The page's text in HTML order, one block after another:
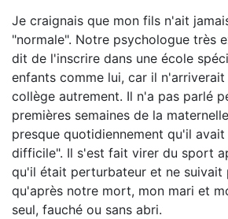
Je craignais que mon fils n'ait
"normale". Notre psychologue très
dit de l'inscrire dans une école
enfants comme lui, car il n'arriverait
collège autrement. Il n'a pas parlé
premières semaines de la
presque quotidiennement qu'il avait
difficile". Il s'est fait virer du sport
qu'il était perturbateur et ne suivait
qu'après notre mort, mon mari et
seul, fauché ou sans abri.